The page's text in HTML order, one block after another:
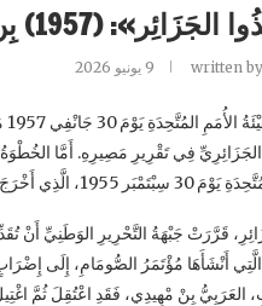
بِن نَبِيّ يَدْعُو العَالَمَ إِلَى دَعْمِ الجَزَائِرِ المُكَافِحَة
written by 9 يونيو 2026
فِي تَقْرِيرِ مَصِيرِهِ. أَمَّا الخُطْوَةُ
القَضِيَّةَ لِأَوَّلِ مَرَّةٍ مِنَ الإِطَارِ الفَرَنْسِيِّ الضَّيّق.
قَرَّرَتْ جَبْهَةُ التَّحْرِيرِ الوَطَنِيِّ أَنْ
الَّتِي أَنْشَأَهَا مُؤْتَمَرُ الصُّومَامِ، إِلَى
العَرَبِيُّ بِنْ مْهِيدِي، فَقَدِ اعْتُقِلَ ثُمَّ